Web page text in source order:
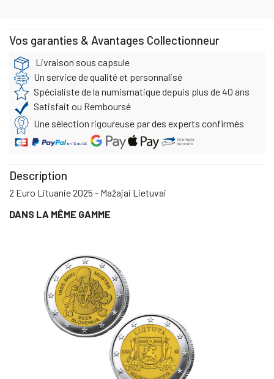
Vos garanties & Avantages Collectionneur
Livraison sous capsule
Un service de qualité et personnalisé
Spécialiste de la numismatique depuis plus de 40 ans
Satisfait ou Remboursé
Une sélection rigoureuse par des experts confirmés
Description
2 Euro Lituanie 2025 - Mažajai Lietuvai
DANS LA MÊME GAMME